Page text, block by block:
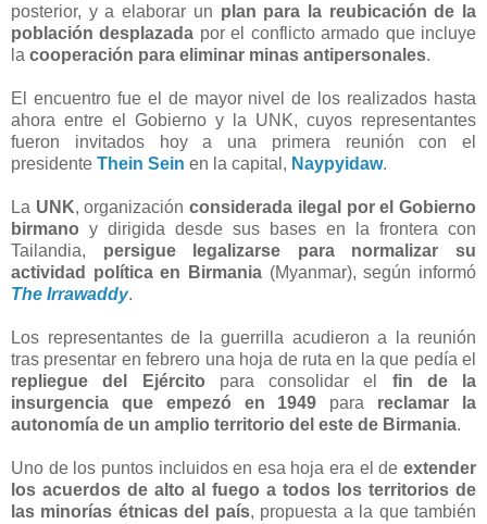
posterior, y a elaborar un plan para la reubicación de la
población desplazada por el conflicto armado que incluye
la cooperación para eliminar minas antipersonales.
El encuentro fue el de mayor nivel de los realizados hasta
ahora entre el Gobierno y la UNK, cuyos representantes
fueron invitados hoy a una primera reunión con el
presidente Thein Sein en la capital, Naypyidaw.
La UNK, organizaciónconsiderada ilegal por el Gobierno
birmano y dirigida desde sus bases en la frontera con
Tailandia, persigue legalizarse para normalizar su
actividad política en Birmania (Myanmar), según informó
The Irrawaddy.
Los representantes de la guerrilla acudieron a la reunión
tras presentar en febrero una hoja de ruta en la que pedía el
repliegue del Ejército para consolidar el fin de la
insurgencia que empezó en 1949 para reclamar la
autonomía de un amplio territorio del este de Birmania.
Uno de los puntos incluidos en esa hoja era el de extender
los acuerdos de alto al fuego a todos los territorios de
las minorías étnicas del país, propuesta a la que también